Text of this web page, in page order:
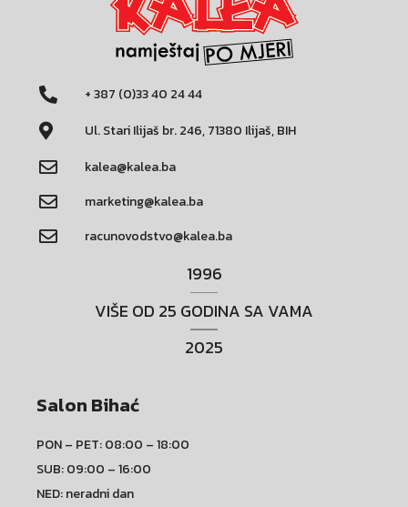
+ 387 (0)33 40 24 44
Ul. Stari Ilijaš br. 246, 71380 Ilijaš, BIH
kalea@kalea.ba
marketing@kalea.ba
racunovodstvo@kalea.ba
1996
VIŠE OD 25 GODINA SA VAMA
2025
Salon Bihać
PON – PET: 08:00 – 18:00
SUB: 09:00 – 16:00
NED: neradni dan